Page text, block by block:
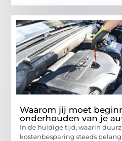
Waarom jij moet
onderhouden van je
In de huidige tijd, waarin
kostenbesparing steeds